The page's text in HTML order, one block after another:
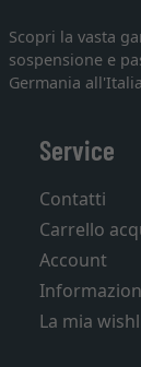
Scopri la vasta
sospensione e
Germania
Service
Contatti
Carrello
Account
La mia